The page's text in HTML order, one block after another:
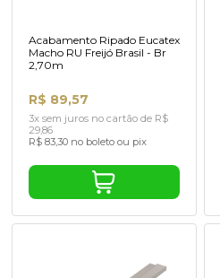
Acabamento Ripado Eucatex
Macho RU Freijó Brasil - Br
2,70m
R$ 89,57
3x sem juros no cartão de R$
29,86
R$ 83,30 no boleto ou pix